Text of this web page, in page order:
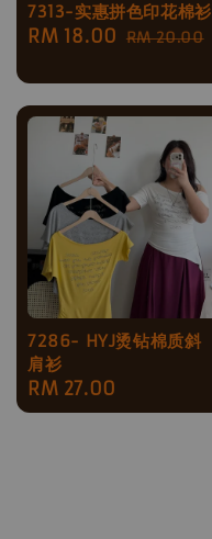
7313-实惠拼色印花棉衫
Sale
RM 18.00 Regular
RM 20.00
7286- HYJ烫钻棉质斜
肩衫
Regular
price
RM 27.00